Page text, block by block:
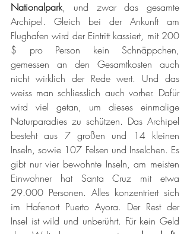
Nationalpark, und zwar das gesamte
Archipel. Gleich bei der Ankunft am
Flughafen wird der Eintritt kassiert, mit 200
$ pro Person kein Schnäppchen,
gemessen an den Gesamtkosten auch
nicht wirklich der Rede wert. Und das
weiss man schliesslich auch vorher. Dafür
wird viel getan, um dieses einmalige
Naturparadies zu schützen. Das Archipel
besteht aus 7 großen und 14 kleinen
Inseln, sowie 107 Felsen und Inselchen. Es
gibt nur vier bewohnte Inseln, am meisten
Einwohner hat Santa Cruz mit etwa
29.000 Personen. Alles konzentriert sich
im Hafenort Puerto Ayora. Der Rest der
Insel ist wild und unberührt. Für kein Geld